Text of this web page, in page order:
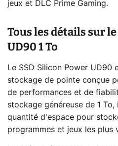
jeux et DLC Prime Gaming.
Tous les détails sur
UD90 1 To
Le SSD Silicon Power UD90
stockage de pointe conçue
de performances et de
stockage généreuse de 1
quantité d'espace pour
programmes et jeux les plus